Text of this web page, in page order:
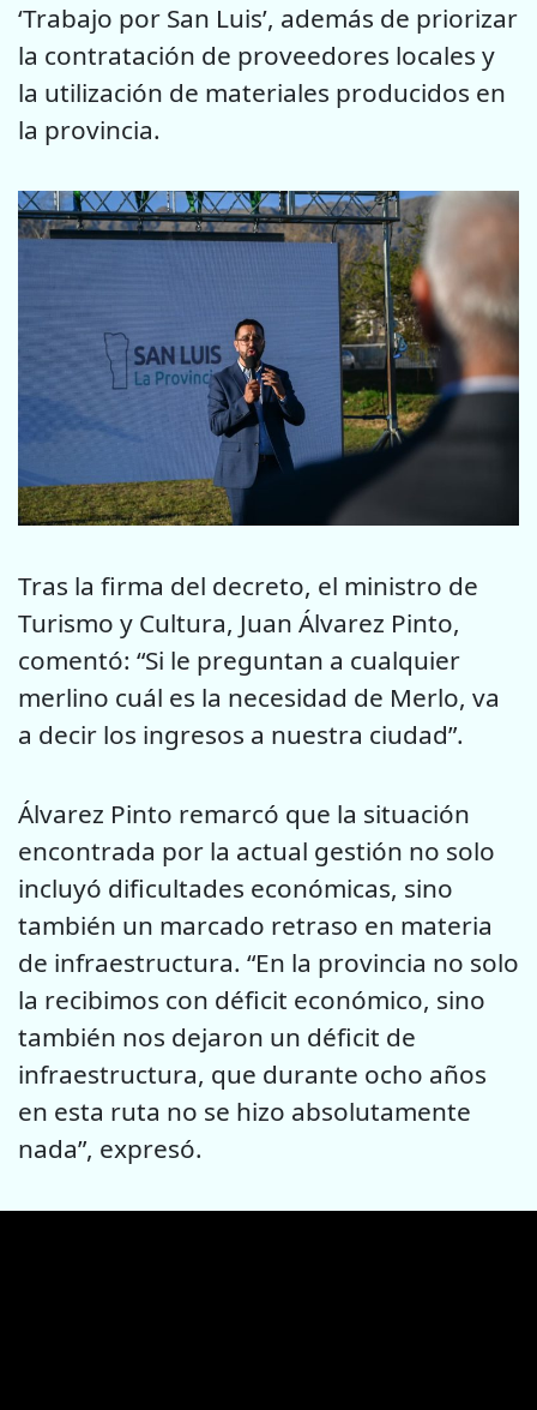
‘Trabajo por San Luis’, además de priorizar
la contratación de proveedores locales y
la utilización de materiales producidos en
la provincia.
Tras la firma del decreto, el ministro de
Turismo y Cultura, Juan Álvarez Pinto,
comentó: “Si le preguntan a cualquier
merlino cuál es la necesidad de Merlo, va
a decir los ingresos a nuestra ciudad”.
Álvarez Pinto remarcó que la situación
encontrada por la actual gestión no solo
incluyó dificultades económicas, sino
también un marcado retraso en materia
de infraestructura. “En la provincia no solo
la recibimos con déficit económico, sino
también nos dejaron un déficit de
infraestructura, que durante ocho años
en esta ruta no se hizo absolutamente
nada”, expresó.